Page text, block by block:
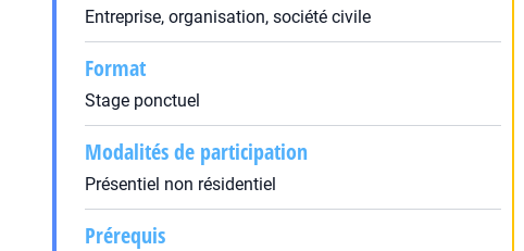
Entreprise, organisation, société civile
Format
Stage ponctuel
Modalités de participation
Présentiel non résidentiel
Prérequis